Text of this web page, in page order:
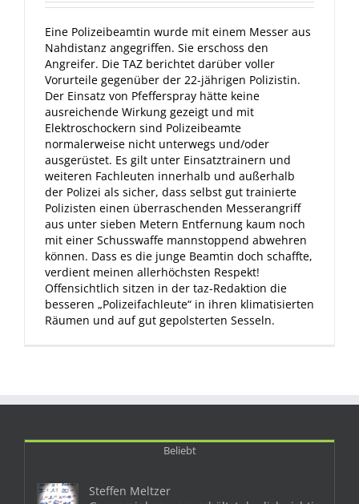
Eine Polizeibeamtin wurde mit einem Messer aus
Nahdistanz angegriffen. Sie erschoss den
Angreifer. Die TAZ berichtet darüber voller
Vorurteile gegenüber der 22-jährigen Polizistin.
Der Einsatz von Pfefferspray hätte keine
ausreichende Wirkung gezeigt und mit
Elektroschockern sind Polizeibeamte
normalerweise nicht unterwegs und/oder
ausgerüstet. Es gilt unter Einsatztrainern und
weiteren Fachleuten innerhalb und außerhalb
der Polizei als sicher, dass selbst gut trainierte
Polizisten einen überraschenden Messerangriff
aus unter sieben Metern Entfernung kaum noch
mit einer Schusswaffe mannstoppend abwehren
können. Dass es die junge Beamtin doch schaffte,
verdient meinen allerhöchsten Respekt!
Offensichtlich sitzen in der taz-Redaktion die
besseren „Polizeifachleute“ in ihren klimatisierten
Räumen und auf gut gepolsterten Sesseln.
Beliebt
Steffen Meltzer